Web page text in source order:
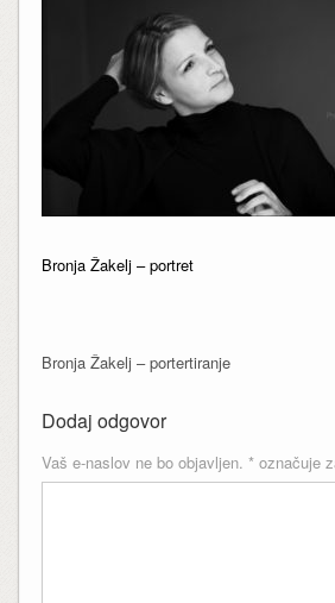
Bronja Žakelj – portret
Bronja Žakelj – portertiranje
Dodaj odgovor
Vaš e-naslov ne bo objavljen. *označuje